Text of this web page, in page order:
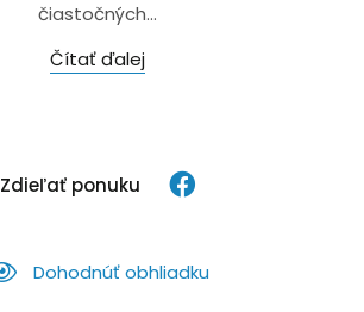
čiastočných...
Čítať ďalej
Zdieľať ponuku
Dohodnúť obhliadku